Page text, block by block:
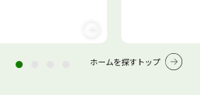
ホームを探すトップ